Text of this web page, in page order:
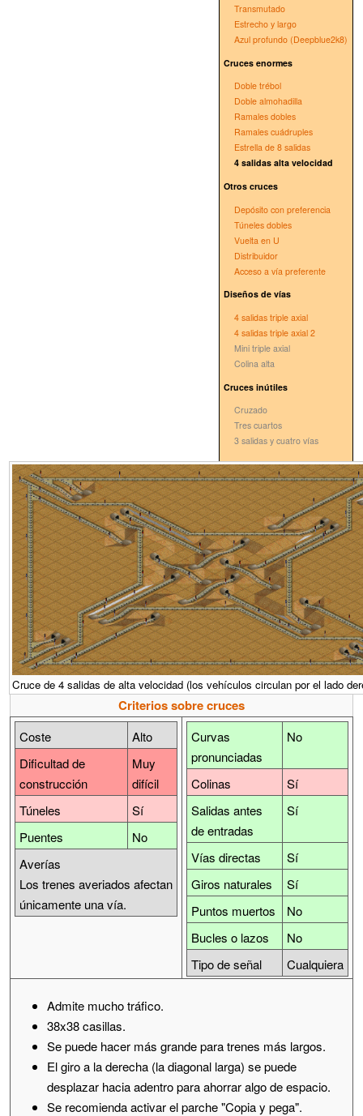
Transmutado
Estrecho y largo
Azul profundo (Deepblue2k8)
Cruces enormes
Doble trébol
Doble almohadilla
Ramales dobles
Ramales cuádruples
Estrella de 8 salidas
4 salidas alta velocidad
Otros cruces
Depósito con preferencia
Túneles dobles
Vuelta en U
Distribuidor
Acceso a vía preferente
Diseños de vías
4 salidas triple axial
4 salidas triple axial 2
Mini triple axial
Colina alta
Cruces inútiles
Cruzado
Tres cuartos
3 salidas y cuatro vías
Cruce de 4 salidas de alta velocidad (los vehículos circulan por el lado
Criterios sobre cruces
Coste
Alto
Dificultad de
construcción
Muy
difícil
Túneles
Sí
Puentes
No
Averías
Los trenes averiados afectan
únicamente una vía.
Curvas
pronunciadas
No
Colinas
Sí
Salidas antes
de entradas
Sí
Vías directas
Sí
Giros naturales
Sí
Puntos muertos
No
Bucles o lazos
No
Tipo de señal
Cualquiera
Admite mucho tráfico.
38x38 casillas.
Se puede hacer más grande para trenes más largos.
El giro a la derecha (la diagonal larga) se puede
desplazar hacia adentro para ahorrar algo de espacio.
Se recomienda activar el parche "Copia y pega".